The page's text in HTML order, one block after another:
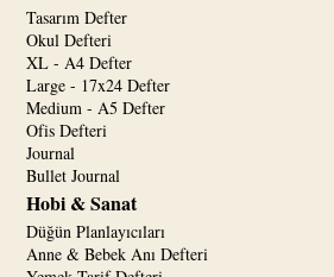
Tasarım Defter
Okul Defteri
XL - A4 Defter
Large - 17x24 Defter
Medium - A5 Defter
Ofis Defteri
Journal
Bullet Journal
Hobi & Sanat
Düğün Planlayıcıları
Anne & Bebek Anı Defteri